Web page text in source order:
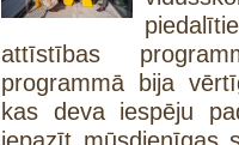
attīstības
programmā bija
kas deva iespēju